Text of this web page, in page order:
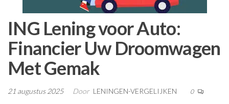
ING Lening voor Auto:
Financier Uw Droomwagen
Met Gemak
21 augustus 2025 Door LENINGEN-VERGELIJKEN 0